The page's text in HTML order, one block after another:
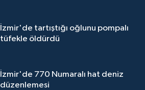
İzmir'de tartıştığı oğlunu pompalı
tüfekle öldürdü
İzmir'de 770 Numaralı hat deniz
düzenlemesi